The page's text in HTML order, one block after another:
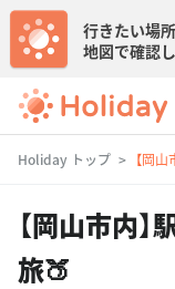
行きたい場
地図で確認
Holiday トップ 【岡
【岡山市内
旅🍑